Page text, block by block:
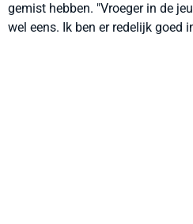
gemist hebben. "Vroeger in de
wel eens. Ik ben er redelijk goed